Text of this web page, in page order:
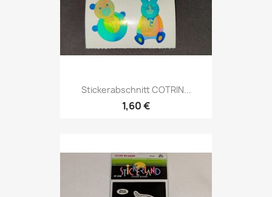
Stickerabschnitt COTRIN...
1,60 €